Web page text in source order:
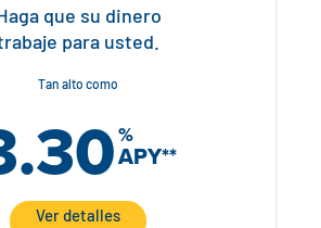
que su dinero
para usted.
Tan alto como
%
APY**
Ver detalles